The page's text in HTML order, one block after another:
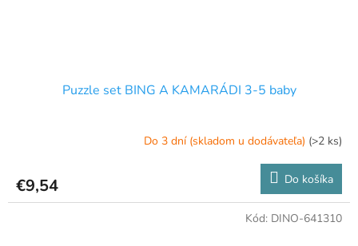
Puzzle set BING A KAMARÁDI 3-5 baby
Do 3 dní (skladom u dodávateľa) (>2 ks)
€9,54 Do košíka
Kód: DINO-641310